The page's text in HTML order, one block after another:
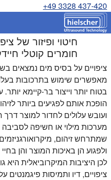
+49 3328 437-420
חיטוי ופיזור של
חומרים קוטלי
ציפויים על בסיס מים נמצאים
בטוח יותר וייצור בר-קיימא
הופכת אותם לפגיעים ביותר
ועובש עלולים לחדור למוצר דרך
מערכות מילוי או חשיפה
שמתרחש זיהום,
ולפגוע הן באיכות המוצר והן
לכן היציבות המיקרוביאלית היא
ציפויים, דיו ותמיסות פיגמנטים